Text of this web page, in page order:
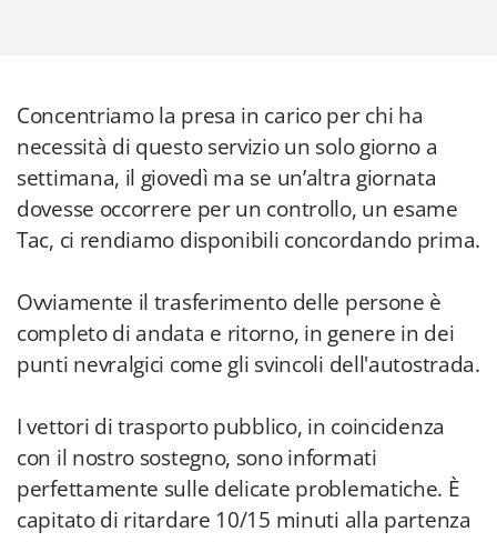
Concentriamo la presa in carico per chi ha
necessità di questo servizio un solo giorno a
settimana, il giovedì ma se un’altra giornata
dovesse occorrere per un controllo, un esame
Tac, ci rendiamo disponibili concordando prima.
Ovviamente il trasferimento delle persone è
completo di andata e ritorno, in genere in dei
punti nevralgici come gli svincoli dell'autostrada.
I vettori di trasporto pubblico, in coincidenza
con il nostro sostegno, sono informati
perfettamente sulle delicate problematiche. È
capitato di ritardare 10/15 minuti alla partenza